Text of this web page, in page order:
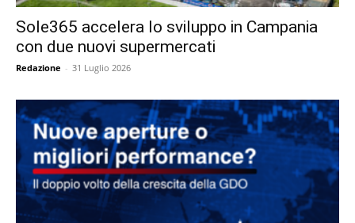
Sole365 accelera lo sviluppo in Campania
con due nuovi supermercati
Redazione - 31 Luglio 2026